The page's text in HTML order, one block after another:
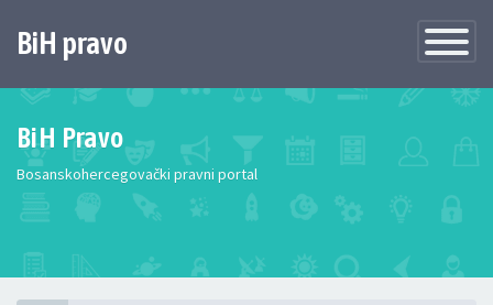
Toggle
BiH pravo
BiH Pravo
Bosanskohercegovački pravni portal